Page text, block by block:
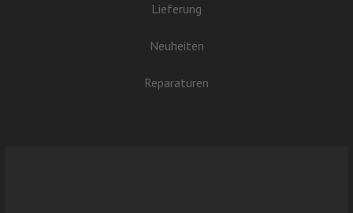
Lieferung
Neuheiten
Reparaturen